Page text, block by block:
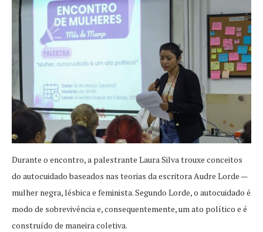
Durante o encontro, a palestrante Laura Silva trouxe conceitos
do autocuidado baseados nas teorias da escritora Audre Lorde —
mulher negra, lésbica e feminista. Segundo Lorde, o autocuidado é
modo de sobrevivência e, consequentemente, um ato político e é
construído de maneira coletiva.